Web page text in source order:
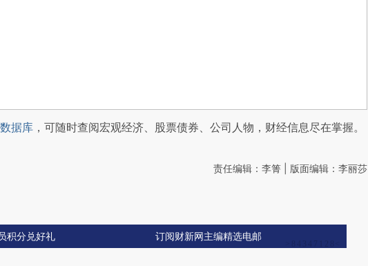
据库 ，可随时查阅宏观经济、股票债券、公司人物，财经信息尽在掌握。
责任编辑：李箐 | 版面编辑：李丽莎
积分兑好礼 订阅财新网主编精选电邮